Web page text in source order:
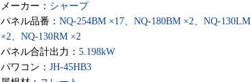
メーカー： シャープ
パネル品番： NQ-254BM ×17、NQ-180BM ×2、NQ-130LM
×2、NQ-130RM ×2
パネル合計出力： 5.198kW
パワコン： JH-45HB3